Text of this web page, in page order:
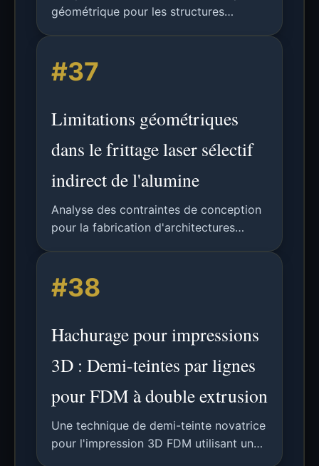
géométrique pour les structures
comparant les règles SLS polymères
aux limitations spécifiques aux
#37
Limitations géométriques
dans le frittage laser sélectif
indirect de l'alumine
Analyse des contraintes de conception
pour la fabrication d'architectures
polymère au traitement de l'alumine.
#38
Hachurage pour impressions
3D : Demi-teintes par lignes
pour FDM à double extrusion
Une technique de demi-teinte novatrice
pour l'impression 3D FDM utilisant un